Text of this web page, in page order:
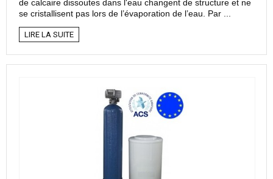
de calcaire dissoutes dans l'eau changent de structure et ne
se cristallisent pas lors de l’évaporation de l’eau. Par ...
LIRE LA SUITE